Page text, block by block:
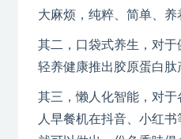
大麻烦，纯粹、简单、养
其二，口袋式养生，对于
轻养健康推出胶原蛋白肽
其三，懒人化智能，对
人早餐机在抖音、小红